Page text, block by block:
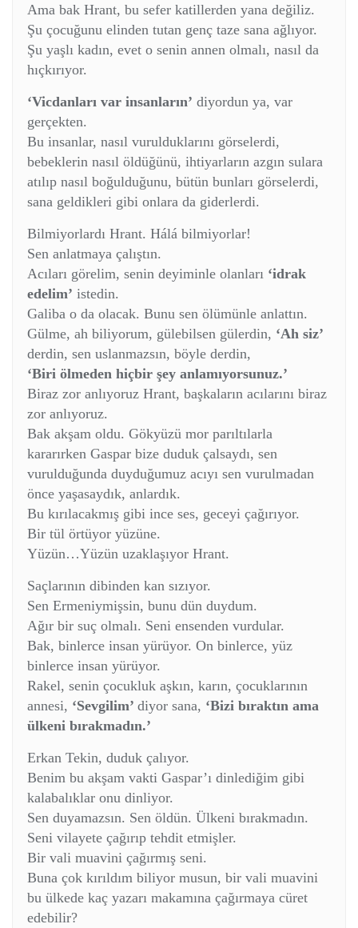
Ama bak Hrant, bu sefer katillerden yana değiliz.
Şu çocuğunu elinden tutan genç taze sana ağlıyor.
Şu yaşlı kadın, evet o senin annen olmalı, nasıl da
hıçkırıyor.
‘Vicdanları var insanların’ diyordun ya, var
gerçekten.
Bu insanlar, nasıl vurulduklarını görselerdi,
bebeklerin nasıl öldüğünü, ihtiyarların azgın sulara
atılıp nasıl boğulduğunu, bütün bunları görselerdi,
sana geldikleri gibi onlara da giderlerdi.
Bilmiyorlardı Hrant. Hálá bilmiyorlar!
Sen anlatmaya çalıştın.
Acıları görelim, senin deyiminle olanları ‘idrak
edelim’ istedin.
Galiba o da olacak. Bunu sen ölümünle anlattın.
Gülme, ah biliyorum, gülebilsen gülerdin, ‘Ah siz’
derdin, sen uslanmazsın, böyle derdin,
‘Biri ölmeden hiçbir şey anlamıyorsunuz.’
Biraz zor anlıyoruz Hrant, başkaların acılarını biraz
zor anlıyoruz.
Bak akşam oldu. Gökyüzü mor parıltılarla
kararırken Gaspar bize duduk çalsaydı, sen
vurulduğunda duyduğumuz acıyı sen vurulmadan
önce yaşasaydık, anlardık.
Bu kırılacakmış gibi ince ses, geceyi çağırıyor.
Bir tül örtüyor yüzüne.
Yüzün…Yüzün uzaklaşıyor Hrant.
Saçlarının dibinden kan sızıyor.
Sen Ermeniymişsin, bunu dün duydum.
Ağır bir suç olmalı. Seni ensenden vurdular.
Bak, binlerce insan yürüyor. On binlerce, yüz
binlerce insan yürüyor.
Rakel, senin çocukluk aşkın, karın, çocuklarının
annesi, ‘Sevgilim’ diyor sana, ‘Bizi bıraktın ama
ülkeni bırakmadın.’
Erkan Tekin, duduk çalıyor.
Benim bu akşam vakti Gaspar’ı dinlediğim gibi
kalabalıklar onu dinliyor.
Sen duyamazsın. Sen öldün. Ülkeni bırakmadın.
Seni vilayete çağırıp tehdit etmişler.
Bir vali muavini çağırmış seni.
Buna çok kırıldım biliyor musun, bir vali muavini
bu ülkede kaç yazarı makamına çağırmaya cüret
edebilir?